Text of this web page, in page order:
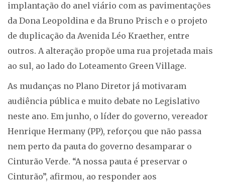
implantação do anel viário com as pavimentações
da Dona Leopoldina e da Bruno Prisch e o projeto
de duplicação da Avenida Léo Kraether, entre
outros. A alteração propõe uma rua projetada mais
ao sul, ao lado do Loteamento Green Village.
As mudanças no Plano Diretor já motivaram
audiência pública e muito debate no Legislativo
neste ano. Em junho, o líder do governo, vereador
Henrique Hermany (PP), reforçou que não passa
nem perto da pauta do governo desamparar o
Cinturão Verde. “A nossa pauta é preservar o
Cinturão”, afirmou, ao responder aos